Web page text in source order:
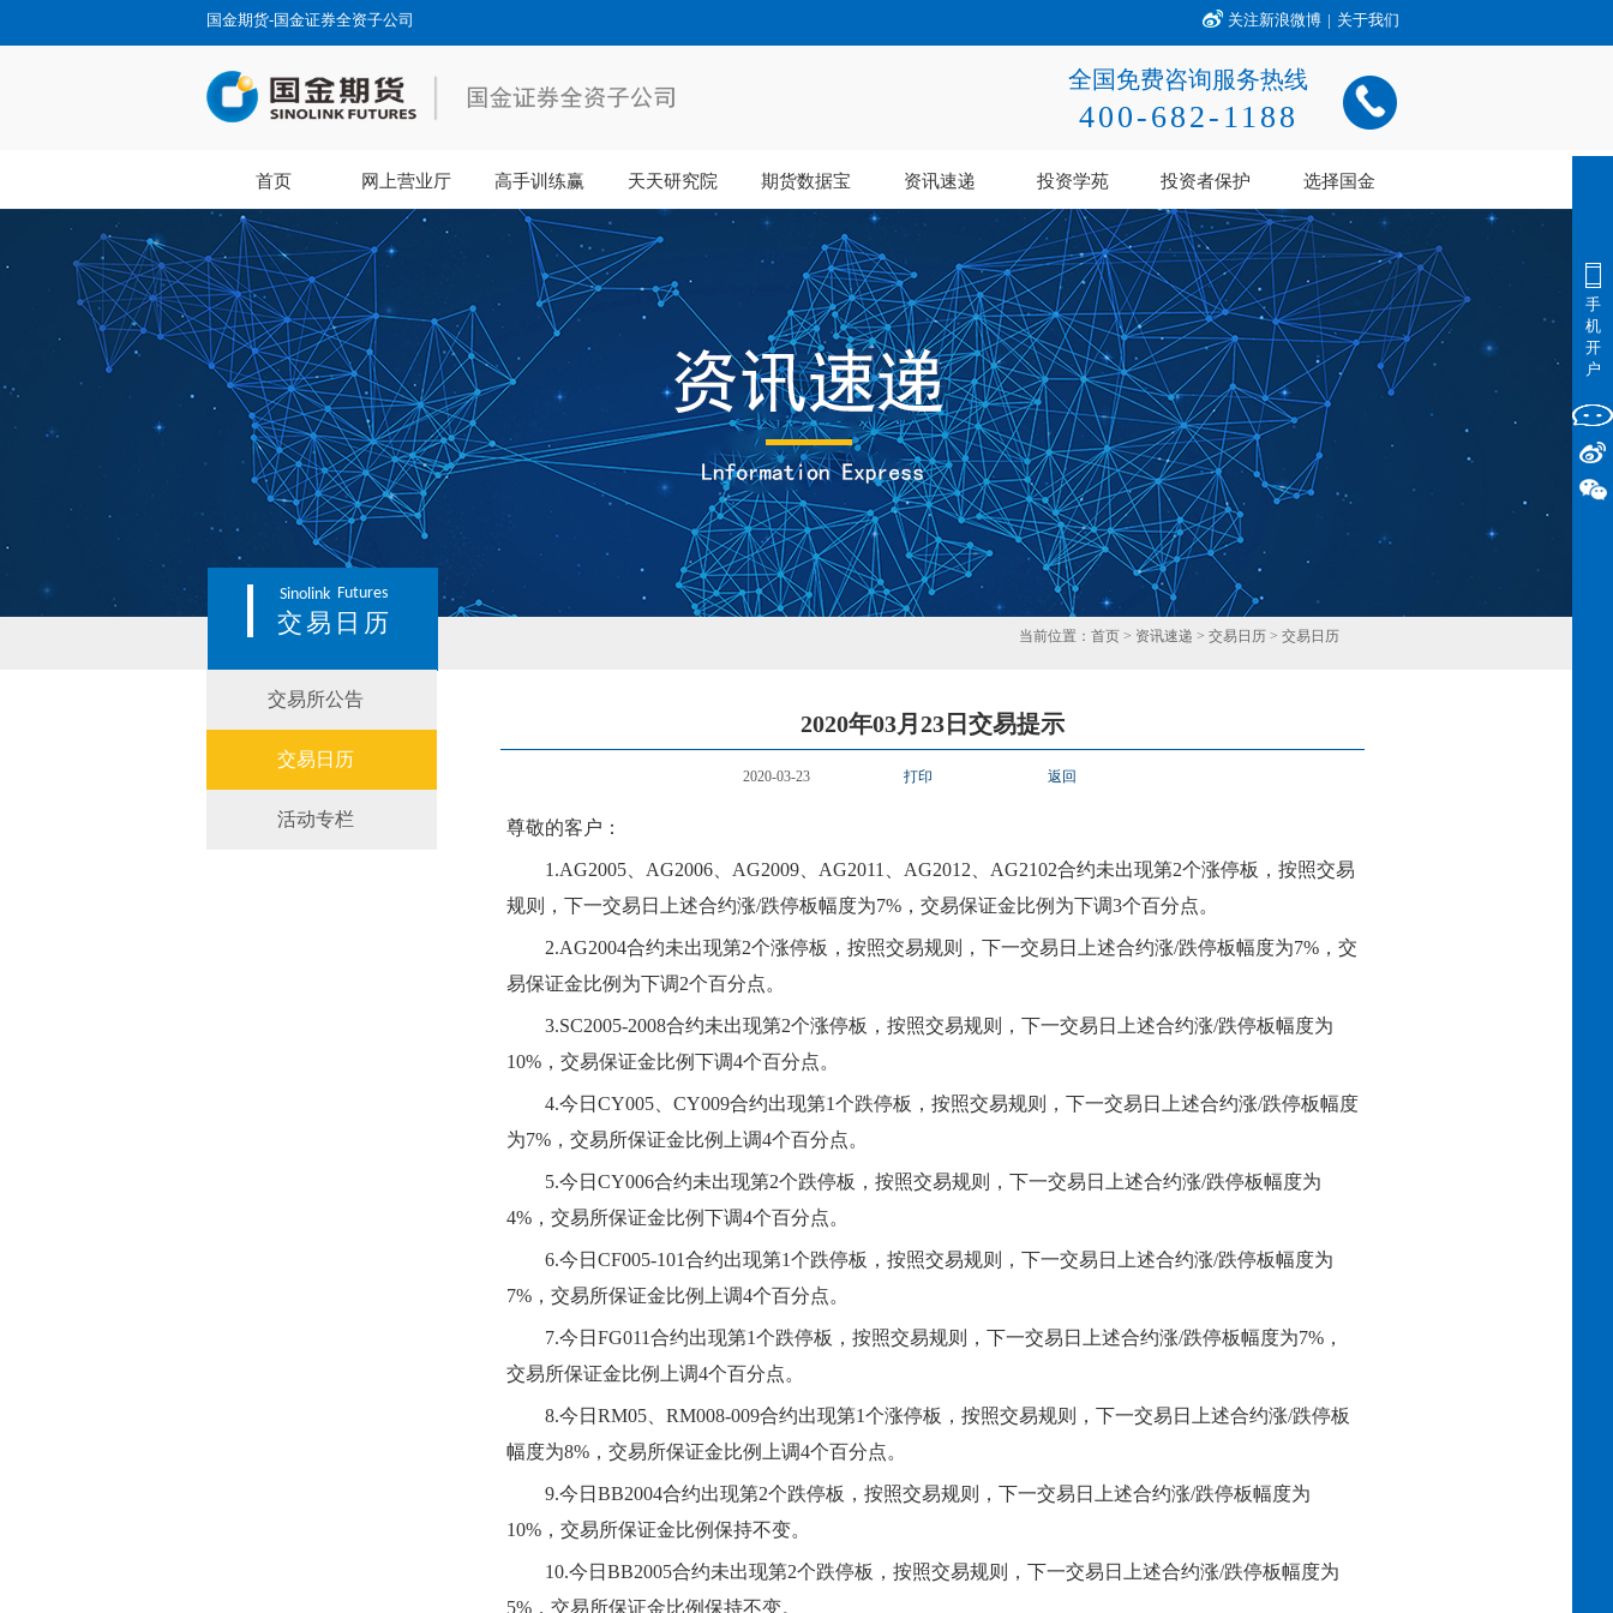
国金期货-国金证券全资子公司 关注新浪微博 | 关于我们
全国免费咨询服务热线
400-682-1188
首页 网上营业厅 高手训练赢 天天研究院 期货数据宝 资讯速递 投资学苑 投资者保护 选择国金
Sinolink Futures
交易日历 当前位置： 首页 > 资讯速递 > 交易日历 > 交易日历
交易所公告
交易日历
活动专栏
2020年03月23日交易提示
2020-03-23 打印 返回
尊敬的客户：
1.AG2005、 AG2006、AG2009、AG2011、AG2012、AG2102合约未出现第2个涨停板，按照交易
规则，下一交易日上述合约涨/跌停板幅度为7%，交易保证金比例为下调3个百分点。
2.AG2004合约未出现第2个涨停板，按照交易规则，下一交易日上述合约涨/跌停板幅度为7%，交
易保证金比例为下调2个百分点。
3.SC2005-2008合约未出现第2个涨停板，按照交易规则，下一交易日上述合约涨/跌停板幅度为
10%，交易保证金比例下调4个百分点。
4.今日 CY005、CY009合约出现第1个跌停板，按照交易规则，下一交易日上述合约涨/跌停板幅度
为7%，交易所保证金比例上调4个百分点。
5.今日 CY006合约未出现第2个跌停板，按照交易规则，下一交易日上述合约涨/跌停板幅度为
4%，交易所保证金比例下调4个百分点。
6.今日 CF005-101合约出现第1个跌停板，按照交易规则，下一交易日上述合约涨/跌停板幅度为
7%，交易所保证金比例上调4个百分点。
7.今日 FG011合约出现第1个跌停板，按照交易规则，下一交易日上述合约涨/跌停板幅度为7%，
交易所保证金比例上调4个百分点。
8.今日 RM05、RM008-009合约出现第1个涨停板，按照交易规则，下一交易日上述合约涨/跌停板
幅度为8%，交易所保证金比例上调4个百分点。
9.今日 BB2004合约出现第2个跌停板，按照交易规则，下一交易日上述合约涨/跌停板幅度为
10%，交易所保证金比例保持不变。
10.今日 BB2005合约未出现第2个跌停板，按照交易规则，下一交易日上述合约涨/跌停板幅度为
5%，交易所保证金比例保持不变。
手
机
开
户